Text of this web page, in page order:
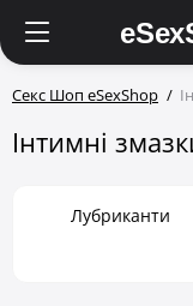
Секс Шоп eSexShop
Інтимні
Лубриканти